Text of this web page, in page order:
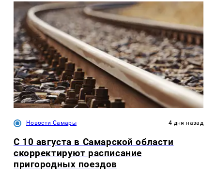
Новости Самары 4 дня назад
С 10 августа в Самарской области
скорректируют расписание
пригородных поездов